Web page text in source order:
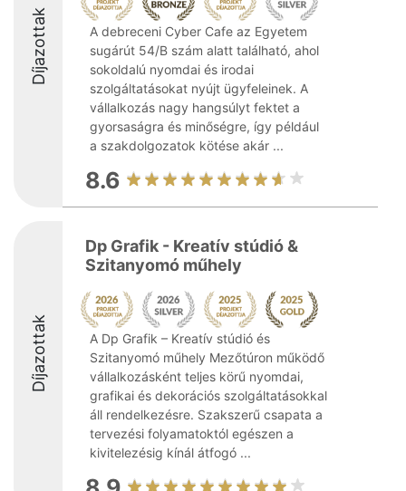
Díjazottak
A debreceni Cyber Cafe az Egyetem
sugárút 54/B szám alatt található, ahol
sokoldalú nyomdai és irodai
szolgáltatásokat nyújt ügyfeleinek. A
vállalkozás nagy hangsúlyt fektet a
gyorsaságra és minőségre, így például
a szakdolgozatok kötése akár ...
8.6
Díjazottak
Dp Grafik - Kreatív stúdió &
Szitanyomó műhely
A Dp Grafik – Kreatív stúdió és
Szitanyomó műhely Mezőtúron működő
vállalkozásként teljes körű nyomdai,
grafikai és dekorációs szolgáltatásokkal
áll rendelkezésre. Szakszerű csapata a
tervezési folyamatoktól egészen a
kivitelezésig kínál átfogó ...